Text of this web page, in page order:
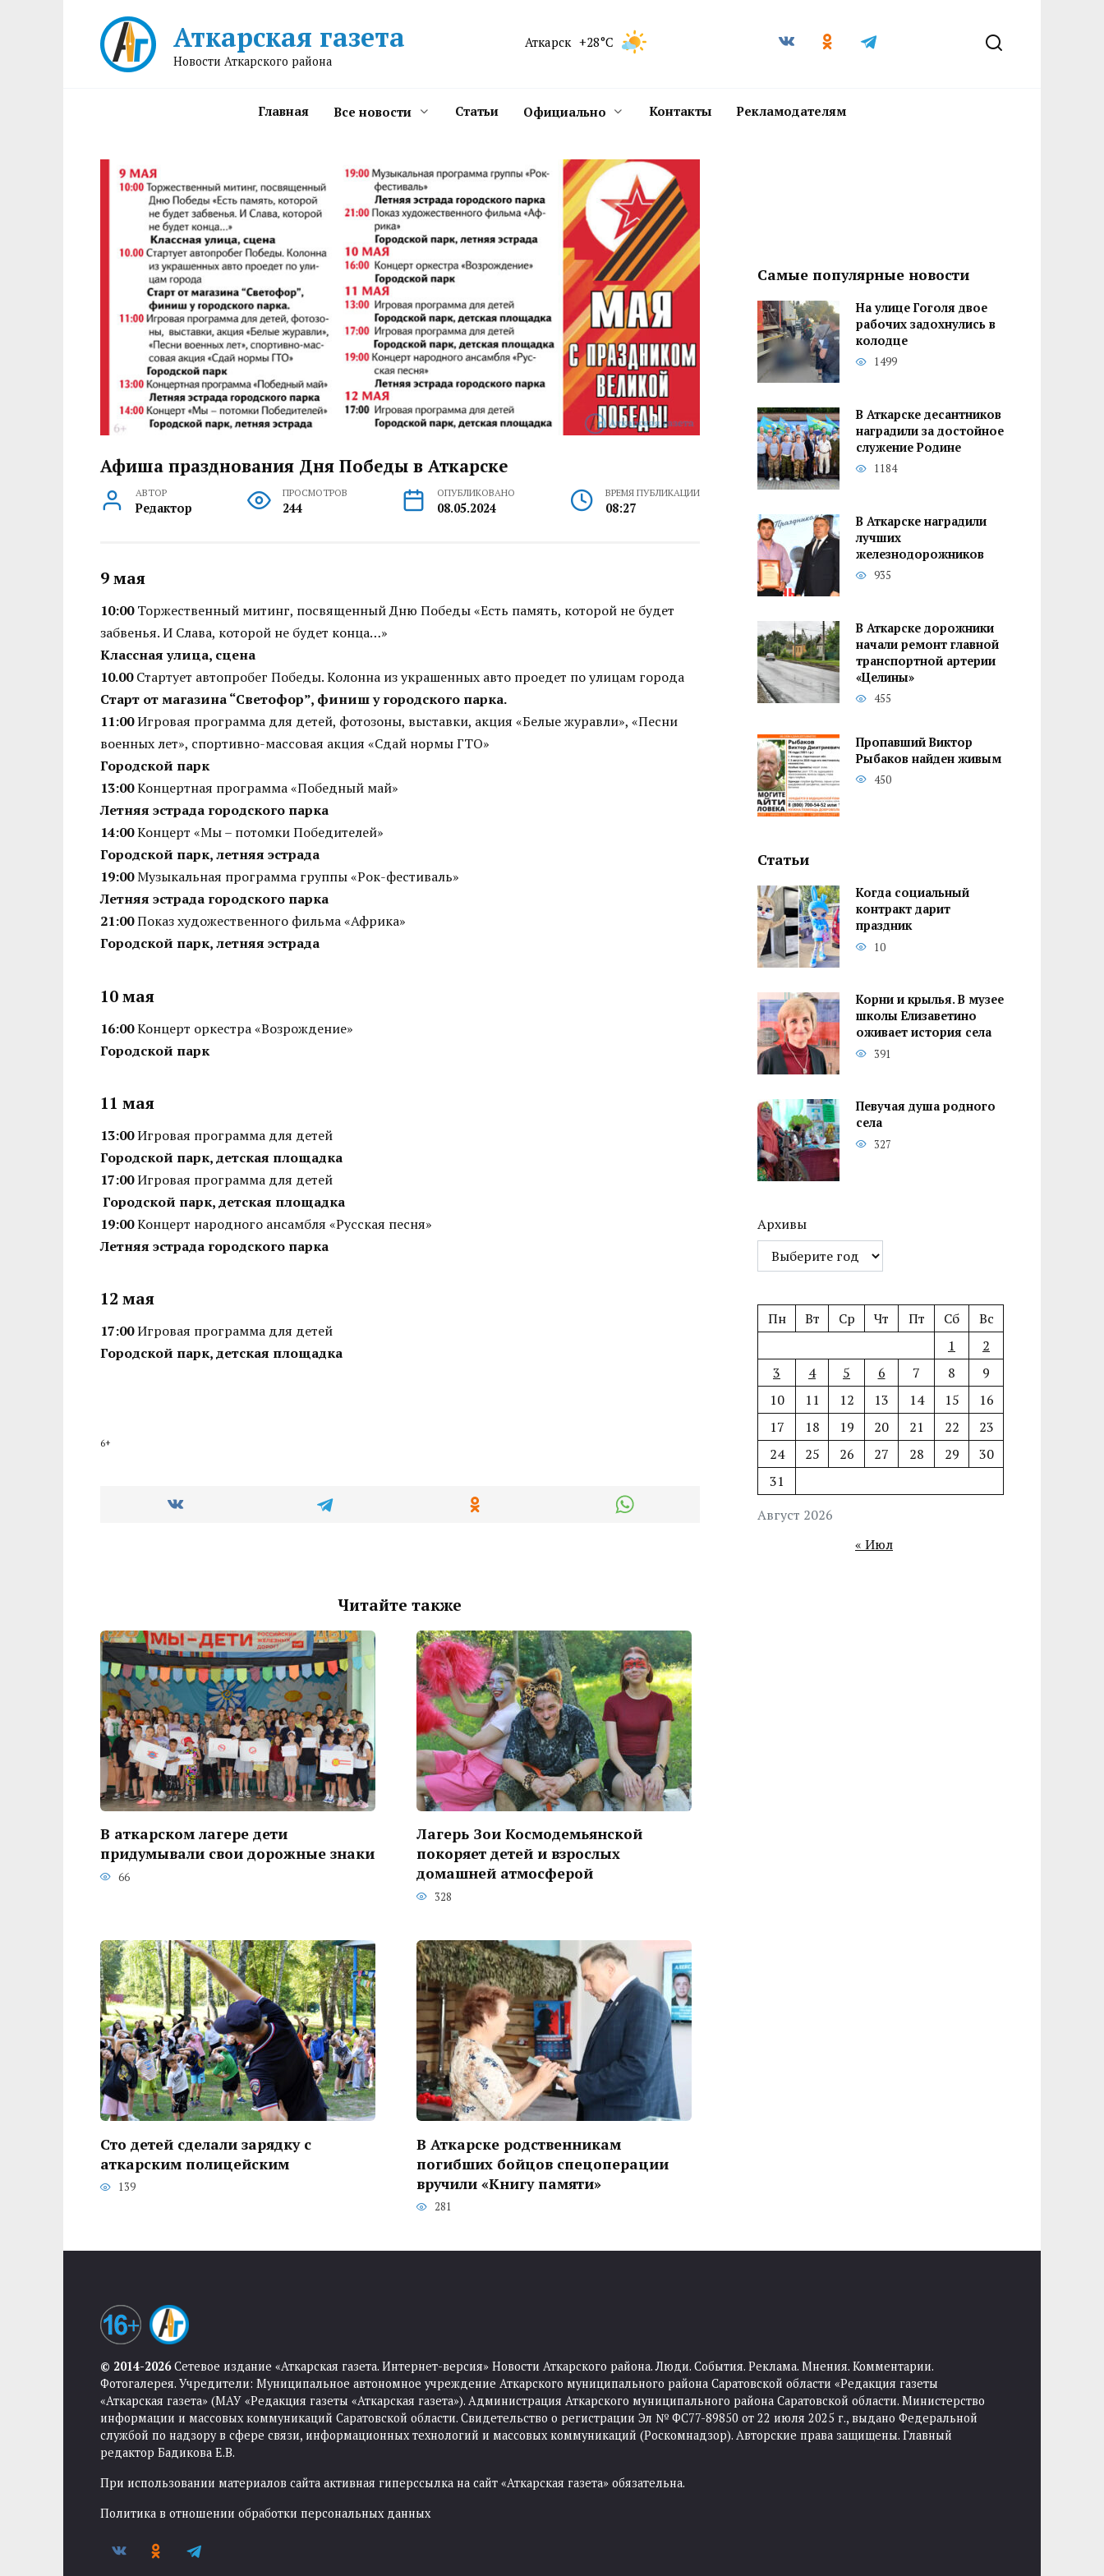
Аткарская газета
Новости Аткарского района
Аткарск +28°C
Главная Все новости Статьи Официально Контакты Рекламодателям
Афиша празднования Дня Победы в Аткарске
АВТОР
Редактор
ПРОСМОТРОВ
244
ОПУБЛИКОВАНО
08.05.2024
ВРЕМЯ ПУБЛИКАЦИИ
08:27
9 мая
10:00Торжественный митинг, посвященный Дню Победы «Есть память, которой не будет
забвенья. И Слава, которой не будет конца…»
Классная улица, сцена
10.00Стартует автопробег Победы. Колонна из украшенных авто проедет по улицам города
Старт от магазина “Светофор”, финиш у городского парка.
11:00Игровая программа для детей, фотозоны, выставки, акция «Белые журавли», «Песни
военных лет», спортивно-массовая акция «Сдай нормы ГТО»
Городской парк
13:00Концертная программа «Победный май»
Летняя эстрада городского парка
14:00Концерт «Мы – потомки Победителей»
Городской парк, летняя эстрада
19:00Музыкальная программа группы «Рок-фестиваль»
Летняя эстрада городского парка
21:00Показ художественного фильма «Африка»
Городской парк, летняя эстрада
10 мая
16:00Концерт оркестра «Возрождение»
Городской парк
11 мая
13:00Игровая программа для детей
Городской парк, детская площадка
17:00Игровая программа для детей
Городской парк, детская площадка
19:00Концерт народного ансамбля «Русская песня»
Летняя эстрада городского парка
12 мая
17:00Игровая программа для детей
Городской парк, детская площадка
6+
Читайте также
В аткарском лагере дети
придумывали свои дорожные знаки
66
Лагерь Зои Космодемьянской
покоряет детей и взрослых
домашней атмосферой
328
Сто детей сделали зарядку с
аткарским полицейским
139
В Аткарске родственникам
погибших бойцов спецоперации
вручили «Книгу памяти»
281
Самые популярные новости
На улице Гоголя двое
рабочих задохнулись в
колодце
1499
В Аткарске десантников
наградили за достойное
служение Родине
1184
В Аткарске наградили
лучших
железнодорожников
935
В Аткарске дорожники
начали ремонт главной
транспортной артерии
«Целины»
455
Пропавший Виктор
Рыбаков найден живым
450
Статьи
Когда социальный
контракт дарит
праздник
10
Корни и крылья. В музее
школы Елизаветино
оживает история села
391
Певучая душа родного
села
327
Архивы
Август 2026
Пн Вт Ср Чт Пт Сб
Вс
1
2
3
4 5 6 7 8
9
10
11 12 13 14 15
16
17
18 19 20 21 22
23
24
25 26 27 28 29
30
31
« Июл
© 2014-2026Сетевое издание «Аткарская газета. Интернет-версия» Новости Аткарского района. Люди. События. Реклама. Мнения. Комментарии.
Фотогалерея. Учредители: Муниципальное автономное учреждение Аткарского муниципального района Саратовской области «Редакция газеты
«Аткарская газета» (МАУ «Редакция газеты «Аткарская газета»). Администрация Аткарского муниципального района Саратовской области. Министерство
информации и массовых коммуникаций Саратовской области. Свидетельство о регистрации Эл № ФС77-89850 от 22 июля 2025 г., выдано Федеральной
службой по надзору в сфере связи, информационных технологий и массовых коммуникаций (Роскомнадзор). Авторские права защищены. Главный
редактор Бадикова Е.В.
При использовании материалов сайта активная гиперссылка на сайт «Аткарская газета» обязательна.
Политика в отношении обработки персональных данных